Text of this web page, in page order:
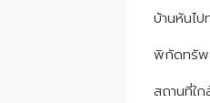
บ้านหันไป
พิกัดทรัพ
สถานที่ใก